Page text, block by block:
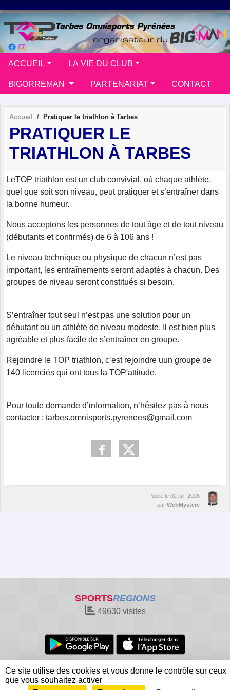
ACCUEIL LA VIE DU CLUB
BIGORREMAN PARTENARIAT CONTACT
Accueil Pratiquer le triathlon à Tarbes
PRATIQUER LE
TRIATHLON À TARBES
LeTOP triathlon est un club convivial, où chaque athlète,
quel que soit son niveau, peut pratiquer et s’entraîner dans
la bonne humeur.
Nous acceptons les personnes de tout âge et de tout niveau
(débutants et confirmés) de 6 à 106 ans !
Le niveau technique ou physique de chacun n’est pas
important, les entraînements seront adaptés à chacun. Des
groupes de niveau seront constitués si besoin.
S’entraîner tout seul n’est pas une solution pour un
débutant ou un athlète de niveau modeste. Il est bien plus
agréable et plus facile de s’entraîner en groupe.
Rejoindre le TOP triathlon, c’est rejoindre uun groupe de
140 licenciés qui ont tous la TOP'attitude.
Pour toute demande d’information, n’hésitez pas à nous
contacter : tarbes.omnisports.pyrenees@gmail.com
Publié le 02 juil. 2026
par WebMystere
SPORTSREGIONS
49630visites
Charte cookies
Gestion des cookies
Informations légales
Signaler un contenu inapproprié
Ce site utilise des cookies et vous donne le contrôle sur ceux
que vous souhaitez activer